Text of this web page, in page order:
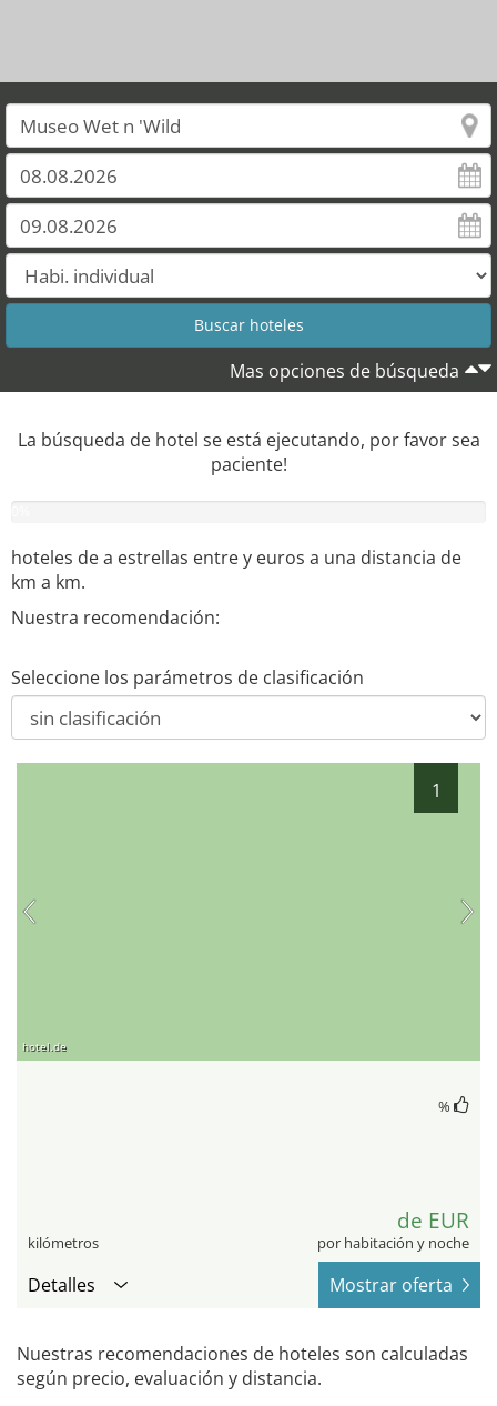
Mas opciones de búsqueda
La búsqueda de hotel se está ejecutando, por favor sea
paciente!
hoteles dea estrellas entrey euros a una distancia de
km a km.
Nuestra recomendación:
Seleccione los parámetros de clasificación
1
hotel.de
%
kilómetros
de EUR
por habitación y noche
Detalles Mostrar oferta
Nuestras recomendaciones de hoteles son calculadas
según precio, evaluación y distancia.